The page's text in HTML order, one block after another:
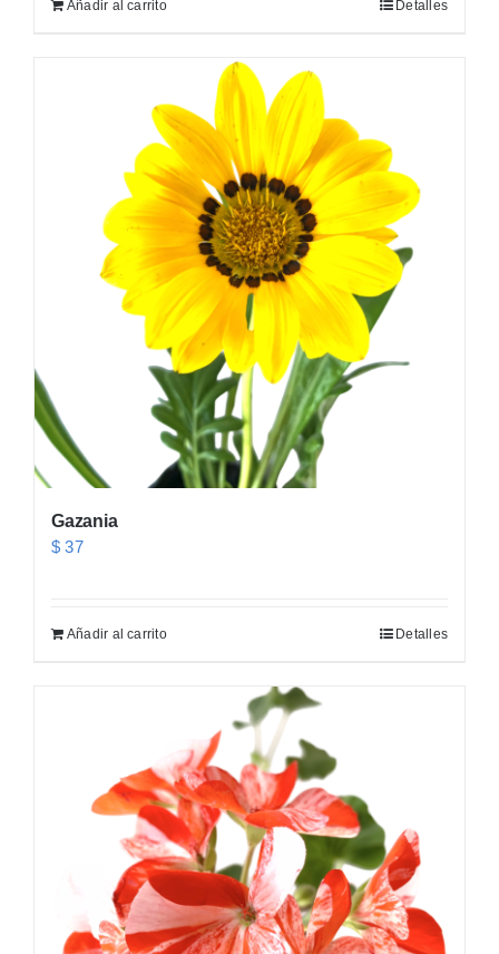
Añadir al carrito Detalles
Gazania
$ 37
Añadir al carrito Detalles